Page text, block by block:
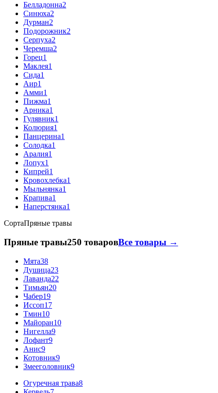
Белладонна2
Синюха2
Дурман2
Подорожник2
Серпуха2
Черемша2
Горец1
Маклея1
Сида1
Аир1
Амми1
Пижма1
Арника1
Гулявник1
Колюрия1
Панцерина1
Солодка1
Аралия1
Лопух1
Кипрей1
Кровохлебка1
Мыльнянка1
Крапива1
Наперстянка1
СортаПряные травы
Пряные травы250 товаровВсе товары →
Мята38
Душица23
Лаванда22
Тимьян20
Чабер19
Иссоп17
Тмин10
Майоран10
Нигелла9
Лофант9
Анис9
Котовник9
Змееголовник9
Огуречная трава8